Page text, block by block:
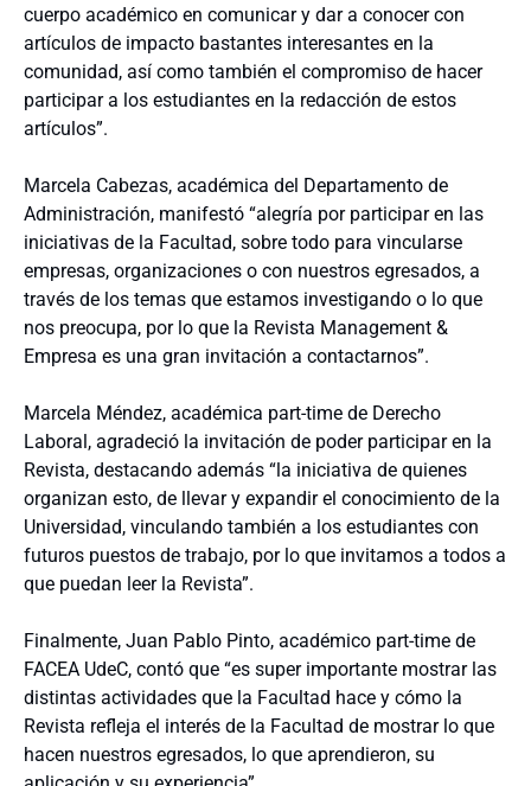
cuerpo académico en comunicar y dar a conocer con
artículos de impacto bastantes interesantes en la
comunidad, así como también el compromiso de hacer
participar a los estudiantes en la redacción de estos
artículos”.
Marcela Cabezas, académica del Departamento de
Administración, manifestó “alegría por participar en las
iniciativas de la Facultad, sobre todo para vincularse
empresas, organizaciones o con nuestros egresados, a
través de los temas que estamos investigando o lo que
nos preocupa, por lo que la Revista Management &
Empresa es una gran invitación a contactarnos”.
Marcela Méndez, académica part-time de Derecho
Laboral, agradeció la invitación de poder participar en la
Revista, destacando además “la iniciativa de quienes
organizan esto, de llevar y expandir el conocimiento de la
Universidad, vinculando también a los estudiantes con
futuros puestos de trabajo, por lo que invitamos a todos a
que puedan leer la Revista”.
Finalmente, Juan Pablo Pinto, académico part-time de
FACEA UdeC, contó que “es super importante mostrar las
distintas actividades que la Facultad hace y cómo la
Revista refleja el interés de la Facultad de mostrar lo que
hacen nuestros egresados, lo que aprendieron, su